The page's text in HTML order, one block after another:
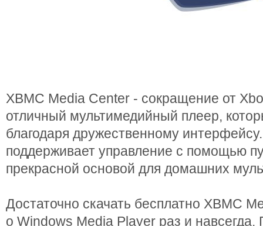
XBMC Media Center - сокращение от
отличный мультимедийный плеер,
благодаря дружественному
поддерживает управление с помощью
прекрасной основой для домашних
Достаточно скачать бесплатно XBMC
о Windows Media Player раз и